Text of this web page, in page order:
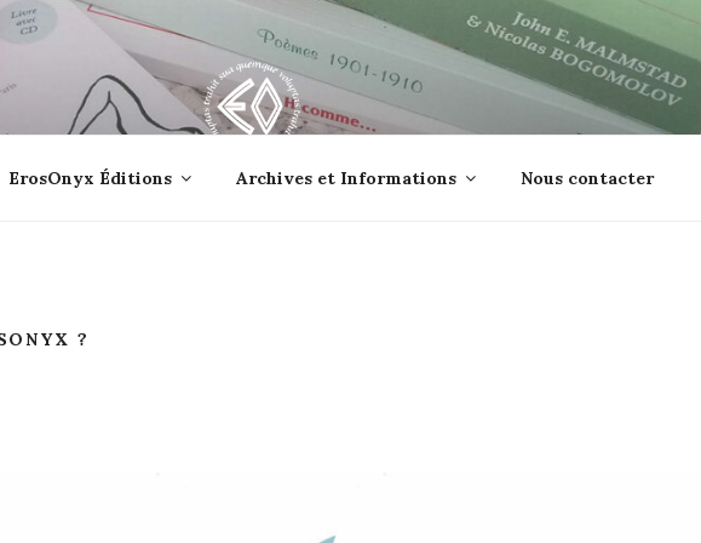
jetée à la mer ?
ErosOnyx Éditions Archives et Informations Nous contacter
?